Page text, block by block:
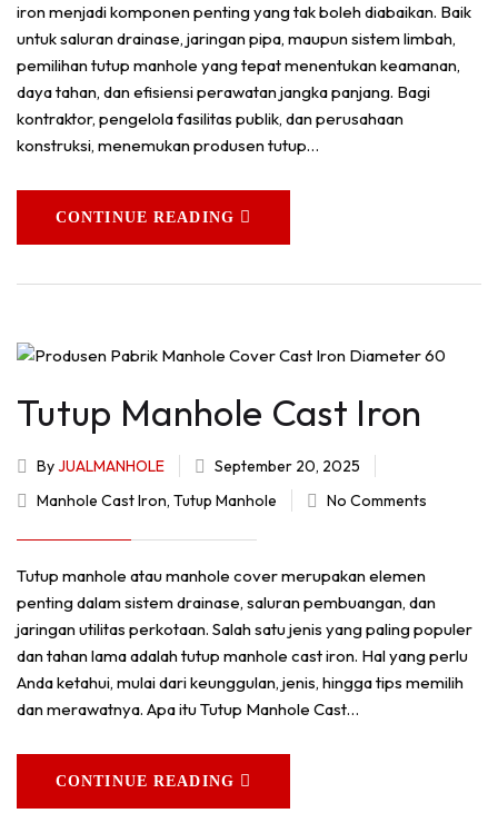
iron menjadi komponen penting yang tak boleh diabaikan. Baik
untuk saluran drainase, jaringan pipa, maupun sistem limbah,
pemilihan tutup manhole yang tepat menentukan keamanan,
daya tahan, dan efisiensi perawatan jangka panjang. Bagi
kontraktor, pengelola fasilitas publik, dan perusahaan
konstruksi, menemukan produsen tutup…
CONTINUE READING
Tutup Manhole Cast Iron
ByJUALMANHOLE
September 20, 2025
Manhole Cast Iron, Tutup Manhole No Comments
Tutup manhole atau manhole cover merupakan elemen
penting dalam sistem drainase, saluran pembuangan, dan
jaringan utilitas perkotaan. Salah satu jenis yang paling populer
dan tahan lama adalah tutup manhole cast iron. Hal yang perlu
Anda ketahui, mulai dari keunggulan, jenis, hingga tips memilih
dan merawatnya. Apa itu Tutup Manhole Cast…
CONTINUE READING